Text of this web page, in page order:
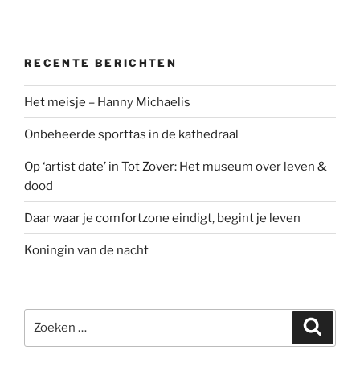
RECENTE BERICHTEN
Het meisje – Hanny Michaelis
Onbeheerde sporttas in de kathedraal
Op ‘artist date’ in Tot Zover: Het museum over leven &
dood
Daar waar je comfortzone eindigt, begint je leven
Koningin van de nacht
naar: